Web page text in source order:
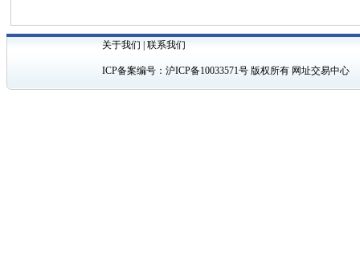
关于我们 |联系我们
ICP备案编号：沪ICP备10033571号 版权所有 网址交易中心